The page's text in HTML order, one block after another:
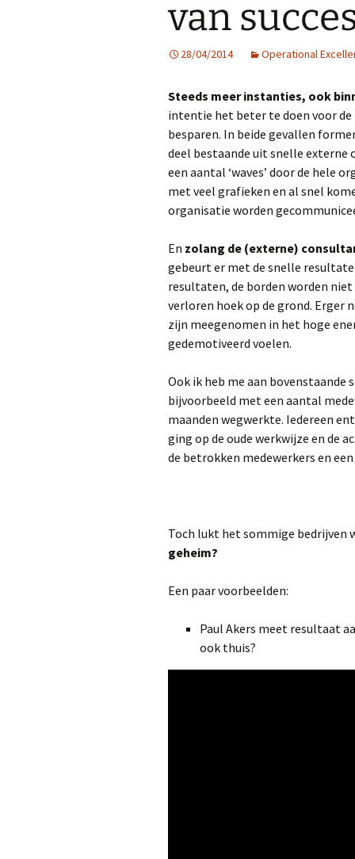
van
28/04/2014 Operational
Steeds meer instanties, ook
intentie het beter te doen voor
besparen. In beide gevallen
deel bestaande uit snelle
een aantal ‘waves’ door de hele
met veel grafieken en al snel
organisatie worden
En zolang de (externe)
gebeurt er met de snelle
resultaten, de borden worden
verloren hoek op de grond. Erger
zijn meegenomen in het hoge
gedemotiveerd voelen.
Ook ik heb me aan bovenstaande
bijvoorbeeld met een aantal
maanden wegwerkte. Iedereen
ging op de oude werkwijze en de
de betrokken medewerkers en
Toch lukt het sommige bedrijven
geheim?
Een paar voorbeelden:
Paul Akers meet resultaat
ook thuis?